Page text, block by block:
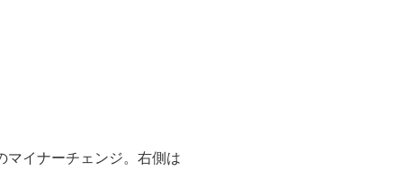
マイナーチェンジ。右側は